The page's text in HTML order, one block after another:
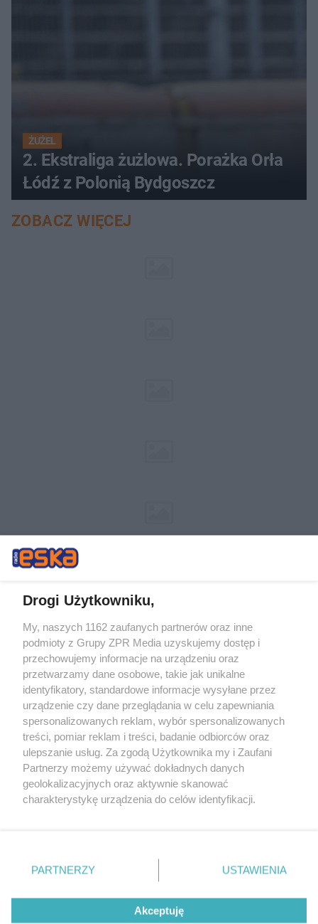
ŻUŻEL
2. Ekstraliga żużlowa. Porażka Orła
Łódź z Polonią Bydgoszcz
ZOBACZ WIĘCEJ
Żaden utwór zamieszczony w serwisie nie może być powielany i
rozpowszechniany lub dalej rozpowszechniany w jakikolwiek sposób (w
tym także elektroniczny lub mechaniczny) na jakimkolwiek polu
eksploatacji w jakiejkolwiek formie, włącznie z umieszczaniem w
Internecie bez pisemnej zgody właściciela praw. Jakiekolwiek użycie lub
wykorzystanie utworów w całości lub w części z naruszeniem prawa,
tzn. bez właściwej zgody, jest zabronione pod groźbą kary i może być
ścigane prawnie.
© 2026 Grupa ZPR Media
Drogi Użytkowniku,
My, naszych 1162 zaufanych partnerów oraz inne
podmioty z Grupy ZPR Media uzyskujemy dostęp i
przechowujemy informacje na urządzeniu oraz
przetwarzamy dane osobowe, takie jak unikalne
identyfikatory, standardowe informacje wysyłane przez
urządzenie czy dane przeglądania w celu zapewniania
spersonalizowanych reklam, wybór spersonalizowanych
treści, pomiar reklam i treści, badanie odbiorców oraz
ulepszanie usług. Za zgodą Użytkownika my i Zaufani
Partnerzy możemy używać dokładnych danych
geolokalizacyjnych oraz aktywnie skanować
charakterystykę urządzenia do celów identyfikacji.
zmienić/wycofać klikając przycisk ustawień prywatności
znajdujący się w lewym dolnym rogu strony
rodzaje przetwarzania danych nie wymagają zgody
użytkownika, ale masz prawo sprzeciwić się takiemu
PARTNERZY USTAWIENIA
Akceptuję